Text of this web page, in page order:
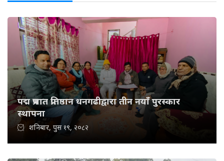
पद्म प्रभात प्रतिष्ठान धनगढीद्वारा तीन नयाँ पुरस्कार
स्थापना
शनिबार, पुस १९, २०८२